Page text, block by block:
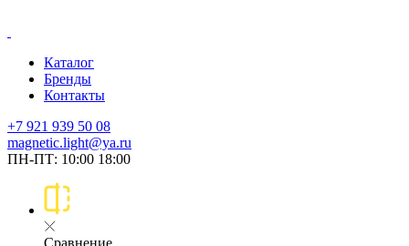
Каталог
Бренды
Контакты
+7 921 939 50 08
magnetic.light@ya.ru
ПН-ПТ: 10:00 18:00
Сравнение